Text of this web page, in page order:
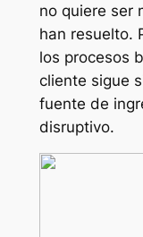
no quiere ser
han resuelto.
los procesos
cliente sigue
fuente de
disruptivo.